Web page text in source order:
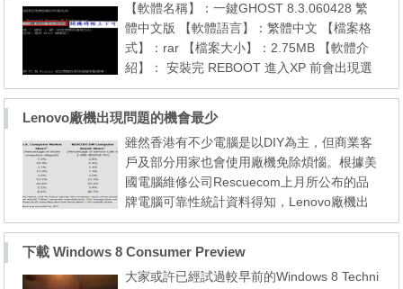
【軟體名稱】：一鍵GHOST 8.3.060428 繁
體中文版 【軟體語言】：繁體中文 【檔案格
式】：rar 【檔案大小】：2.75MB 【軟體介
紹】： 安裝完 REBOOT 進入XP 前會出現選
單～ 可以讓你自行備份系統.還原系統操作簡
T」是安裝於硬碟的程式， 它融合了多種最新
啟動技術，不須製作光碟或磁片膀膍膆臧，瞍
瞂睿睡不須修改 BIOS 和分割表， 不須畫分隱
藏分割區碭碧碫磁，蒞...
Lenovo廠機出現問題的機會最少
雖然香港有不少電腦是以DIY為主，但商業客
戶及部分用家也會使用廠機免除煩惱。根據美
國電腦維修公司Rescuecom上月所公布的品
牌電腦可靠性統計資料得知，Lenovo廠機出
現問題的機會最少，分數也遠高於第二位的To
是以品牌電腦的市場佔有率及他們的維修率作
出統計，以兩者之間的比例去得出最後的可靠
下載 Windows 8 Consumer Preview
大家或許已經試過較早前的Windows 8 Techni